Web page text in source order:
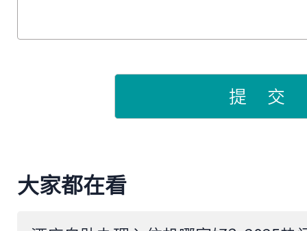
提 交
大家都在看